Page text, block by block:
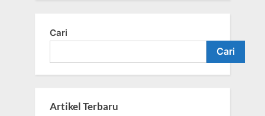
Cari
Cari
Artikel Terbaru